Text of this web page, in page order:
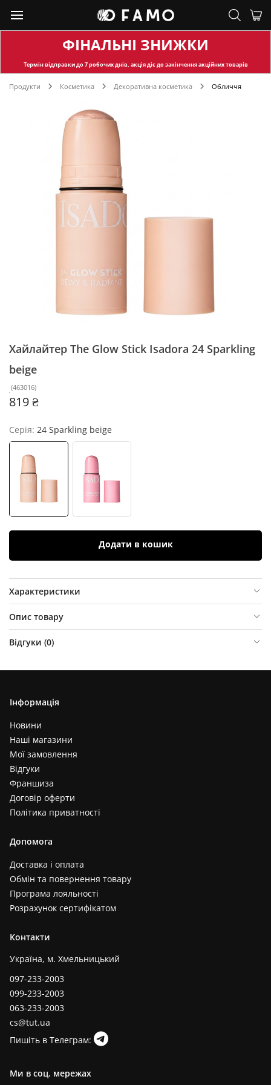
ФІНАЛЬНІ ЗНИЖКИ
Термін відправкидо 7 робочих днів, акція діє до закінчення акційних товарів
Продукти Косметика Декоративна косметика Обличчя
Хайлайтер The Glow Stick Isadora 24 Sparkling
beige
(463016)
819 ₴
Серія: 24 Sparkling beige
Додати в кошик
Характеристики
Опис товару
Відгуки (0)
Інформація
Новини
Наші магазини
Мої замовлення
Відгуки
Франшиза
Договір оферти
Політика приватності
Допомога
Доставка і оплата
Обмін та повернення товару
Програма лояльності
Розрахунок сертифікатом
Контакти
Україна, м. Хмельницький
097-233-2003
099-233-2003
063-233-2003
cs@tut.ua
Пишіть в Телеграм:
Ми в соц. мережах